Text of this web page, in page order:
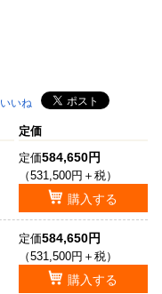
いいね
定価
定価584,650円
（531,500円＋税）
購入する
定価584,650円
（531,500円＋税）
購入する